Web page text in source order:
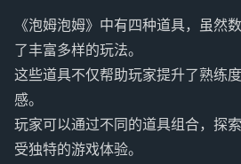
《泡姆泡姆》中有四种道具，虽然
了丰富多样的玩法。
这些道具不仅帮助玩家提升了熟练
感。
玩家可以通过不同的道具组合，探
受独特的游戏体验。